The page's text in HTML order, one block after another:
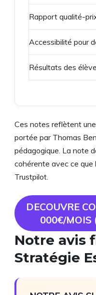
Rapport qualité-
Accessibilité pour
Résultats des
Ces notes reflètent
portée par Thomas
pédagogique. La note
cohérente avec ce
Trustpilot.
DECOUVRE
000€/MOIS
Notre avis
Stratégie